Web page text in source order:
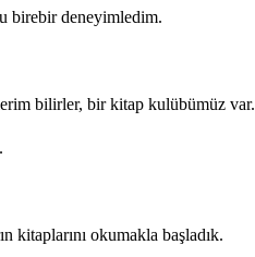
birebir deneyimledim.
bilirler, bir kitap kulübümüz var.
kitaplarını okumakla başladık.